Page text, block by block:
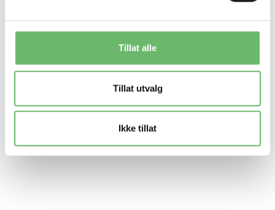
Tillat alle
Tillat utvalg
Ikke tillat